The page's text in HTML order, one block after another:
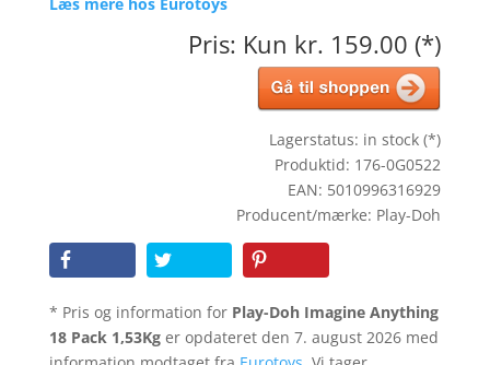
Pris: Kun kr. 159.00 (*)
Lagerstatus: in stock (*)
Produktid: 176-0G0522
EAN: 5010996316929
Producent/mærke: Play-Doh
* Pris og information for Play-Doh Imagine Anything
18 Pack 1,53Kger opdateret den 7. august 2026 med